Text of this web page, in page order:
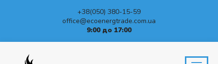
+38(050) 380-15-59
office@ecoenergtrade.com.ua
9:00 до 17:00